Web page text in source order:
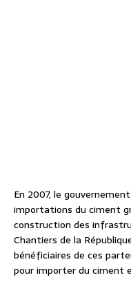
En 2007, le
importations du ciment
construction des
Chantiers de la
bénéficiaires de ces
pour importer du ciment